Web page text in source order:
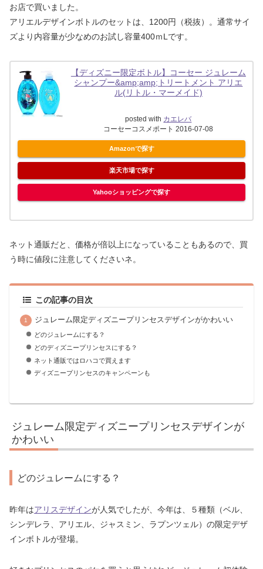
お店で買いました。
アリエルデザインボトルのセットは、1200円（税抜）。通常サイ
ズより内容量が少なめのお試し容量400ｍLです。
【ディズニー限定ボトル】コーセー ジュレーム
シャンプー&amp;amp;トリートメント アリエ
ル(リトル・マーメイド)
posted with カエレバ
コーセーコスメポート 2016-07-08
Amazonで探す
楽天市場で探す
Yahooショッピングで探す
ネット通販だと、価格が倍以上になっていることもあるので、買
う時に値段に注意してくださいネ。
この記事の目次
ジュレーム限定ディズニープリンセスデザインがかわいい
どのジュレームにする？
どのディズニープリンセスにする？
ネット通販ではロハコで買えます
ディズニープリンセスのキャンペーンも
ジュレーム限定ディズニープリンセスデザインが
かわいい
どのジュレームにする？
昨年はアリスデザインが人気でしたが、今年は、５種類（ベル、
シンデレラ、アリエル、ジャスミン、ラプンツェル）の限定デザ
インボトルが登場。